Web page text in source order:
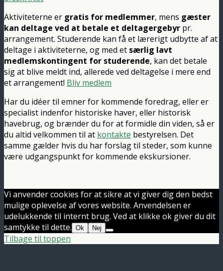
Aktiviteterne er gratis for medlemmer, mens gæster
kan deltage ved at betale et deltagergebyr pr.
arrangement. Studerende kan få et lærerigt udbytte af at
deltage i aktiviteterne, og med et særlig lavt
medlemskontingent for studerende, kan det betale
sig at blive meldt ind, allerede ved deltagelse i mere end
et arrangement! Bliv medlem
Har du idéer til emner for kommende foredrag, eller er
specialist indenfor historiske haver, eller historisk
havebrug, og brænder du for at formidle din viden, så er
du altid velkommen til at kontakte bestyrelsen. Det
samme gælder hvis du har forslag til steder, som kunne
være udgangspunkt for kommende ekskursioner.
Vi anvender cookies for at sikre at vi giver dig den bedst
mulige oplevelse af vores website. Anvendelsen er
udelukkende til internt brug. Ved at klikke ok giver du dit
samtykke til dette. Ok Nej
Tilbage til toppen